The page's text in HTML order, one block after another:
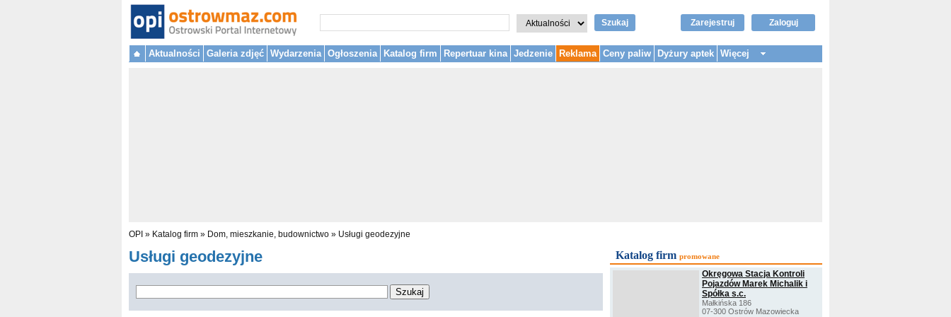
Szukaj Zaloguj
Zarejestruj
Aktualności Galeria zdjęć Wydarzenia Ogłoszenia Katalog firm Repertuar kina Jedzenie Reklama Ceny paliw Dyżury aptek Więcej
OPI » Katalog firm » Dom, mieszkanie, budownictwo » Usługi geodezyjne
Usługi geodezyjne Katalog firm promowane
Okręgowa Stacja Kontroli
Pojazdów Marek Michalik i
Spółka s.c.
Małkińska 186
07-300 Ostrów Mazowiecka